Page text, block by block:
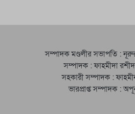
সম্পাদক মণ্ডলীর সভাপতি :
সম্পাদক : ফাহমীদা
সহকারী সম্পাদক :
ভারপ্রাপ্ত সম্পাদক :